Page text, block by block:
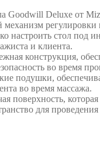
Goodwill Deluxe от
регулировки
настроить стол под
и клиента.
конструкция,
во время
подушки,
во время массажа.
поверхность, которая
для